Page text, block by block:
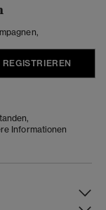
REGISTRIEREN
Informationen